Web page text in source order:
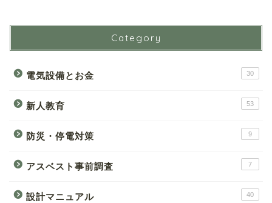
Category
電気設備とお金 30
新人教育 53
防災・停電対策 9
アスベスト事前調査 7
設計マニュアル 40